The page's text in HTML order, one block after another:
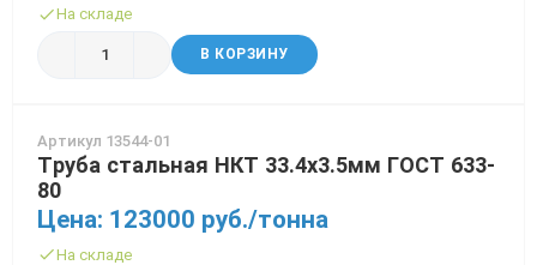
На складе
В КОРЗИНУ
Артикул 13544-01
Труба стальная НКТ 33.4х3.5мм ГОСТ 633-
80
Цена: 123000 руб./тонна
На складе